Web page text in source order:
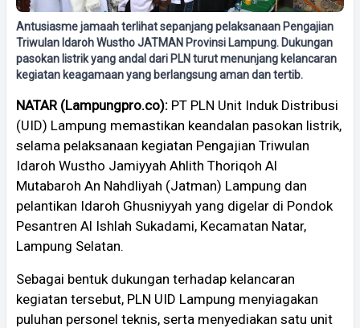
Antusiasme jamaah terlihat sepanjang pelaksanaan Pengajian
Triwulan Idaroh Wustho JATMAN Provinsi Lampung. Dukungan
pasokan listrik yang andal dari PLN turut menunjang kelancaran
kegiatan keagamaan yang berlangsung aman dan tertib.
NATAR (Lampungpro.co): PT PLN Unit Induk Distribusi
(UID) Lampung memastikan keandalan pasokan listrik,
selama pelaksanaan kegiatan Pengajian Triwulan
Idaroh Wustho Jamiyyah Ahlith Thoriqoh Al
Mutabaroh An Nahdliyah (Jatman) Lampung dan
pelantikan Idaroh Ghusniyyah yang digelar di Pondok
Pesantren Al Ishlah Sukadami, Kecamatan Natar,
Lampung Selatan.
Sebagai bentuk dukungan terhadap kelancaran
kegiatan tersebut, PLN UID Lampung menyiagakan
puluhan personel teknis, serta menyediakan satu unit